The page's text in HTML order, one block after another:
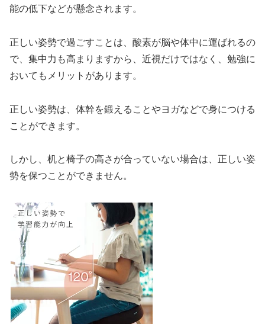
能の低下などが懸念されます。
正しい姿勢で過ごすことは、酸素が脳や体中に運ばれるの
で、集中力も高まりますから、近視だけではなく、勉強に
おいてもメリットがあります。
正しい姿勢は、体幹を鍛えることやヨガなどで身につける
ことができます。
しかし、机と椅子の高さが合っていない場合は、正しい姿
勢を保つことができません。